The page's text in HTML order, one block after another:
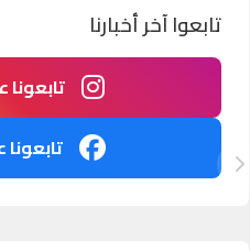
تابعوا آخر أخبارنا